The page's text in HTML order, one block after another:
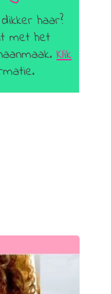
haar?
met het
Klik